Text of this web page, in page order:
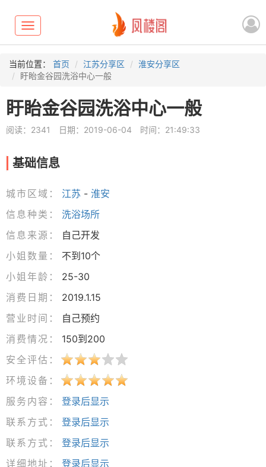
Toggle
navigation
当前位置： 首页 江苏分享区
淮安分享区
盱眙金谷园洗浴中心一般
盱眙金谷园洗浴中心一般
阅读：2341 日期：2019-06-04 时间：21:49:33
基础信息
城市区域： 江苏 - 淮安
信息种类：
洗浴场所
信息来源：
自己开发
小姐数量：
不到10个
小姐年龄：
25-30
消费日期：
2019.1.15
营业时间：
自己预约
消费情况：
150到200
安全评估：
环境设备：
服务内容：
登录后显示
联系方式：
登录后显示
联系方式：
登录后显示
详细地址：
登录后显示